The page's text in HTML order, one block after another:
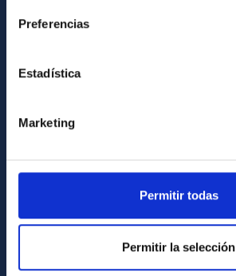
Preferencias
Estadística
Marketing
Permitir todas
Permitir la selección
Cómo llegar al IAC
Biblioteca
Registro general
INFORMACIÓN INSTITUCIONAL
Legislación